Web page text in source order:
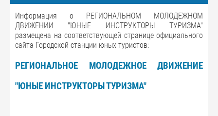
Информация о РЕГИОНАЛЬНОМ МОЛОДЕЖНОМ
ДВИЖЕНИИ "ЮНЫЕ ИНСТРУКТОРЫ ТУРИЗМА"
размещена на соответствующей странице официального
сайта Городской станции юных туристов:
РЕГИОНАЛЬНОЕ МОЛОДЕЖНОЕ ДВИЖЕНИЕ
"ЮНЫЕ ИНСТРУКТОРЫ ТУРИЗМА"